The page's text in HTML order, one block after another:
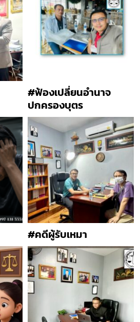
#ฟ้องเปลี่ยนอำนาจ
ปกครองบุตร
#คดีผู้รับเหมา